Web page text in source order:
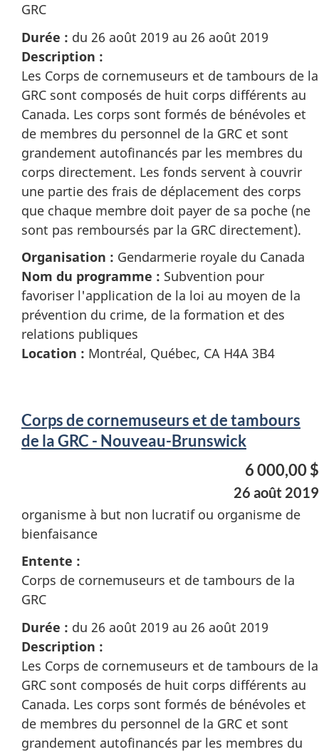
GRC
Durée : du 26 août 2019 au 26 août 2019
Description :
Les Corps de cornemuseurs et de tambours de la
GRC sont composés de huit corps différents au
Canada. Les corps sont formés de bénévoles et
de membres du personnel de la GRC et sont
grandement autofinancés par les membres du
corps directement. Les fonds servent à couvrir
une partie des frais de déplacement des corps
que chaque membre doit payer de sa poche (ne
sont pas remboursés par la GRC directement).
Organisation : Gendarmerie royale du Canada
Nom du programme : Subvention pour
favoriser l'application de la loi au moyen de la
prévention du crime, de la formation et des
relations publiques
Location : Montréal, Québec, CA H4A 3B4
Corps de cornemuseurs et de tambours
de la GRC - Nouveau-Brunswick
6 000,00 $
26 août 2019
organisme à but non lucratif ou organisme de
bienfaisance
Entente :
Corps de cornemuseurs et de tambours de la
GRC
Durée : du 26 août 2019 au 26 août 2019
Description :
Les Corps de cornemuseurs et de tambours de la
GRC sont composés de huit corps différents au
Canada. Les corps sont formés de bénévoles et
de membres du personnel de la GRC et sont
grandement autofinancés par les membres du